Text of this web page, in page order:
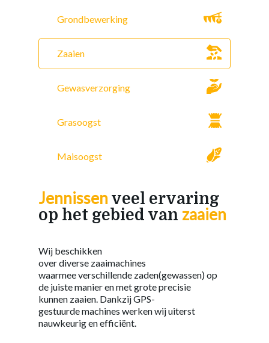
Grondbewerking
Zaaien
Gewasverzorging
Grasoogst
Maisoogst
Jennissen veel ervaring
op het gebied van zaaien
Wij beschikken
over diverse zaaimachines
waarmee verschillende zaden(gewassen) op
de juiste manier en met grote precisie
kunnen zaaien. Dankzij GPS-
gestuurde machines werken wij uiterst
nauwkeurig en efficiënt.